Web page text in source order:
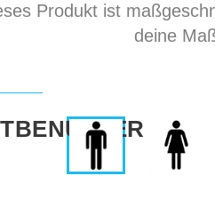
Produkt ist
deine